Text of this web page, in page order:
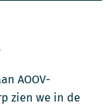
AOOV-
zien we in de